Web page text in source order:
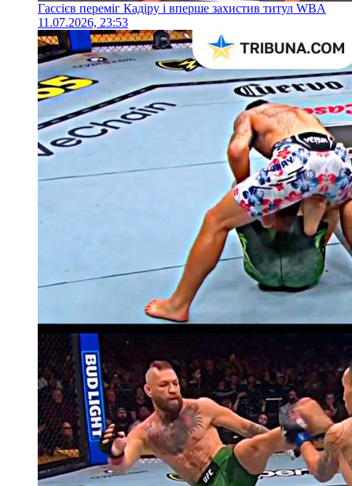
Гассієв переміг Кадіру і вперше захистив титул WBA
11.07.2026, 23:53